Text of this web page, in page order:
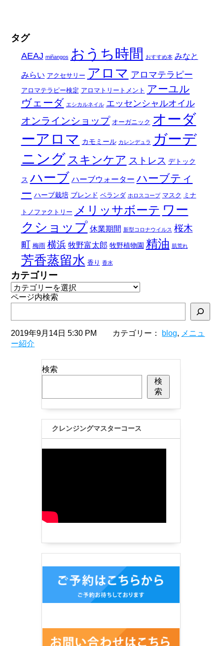
タグ
AEAJ miñangos おうち時間 おすすめ本 みなと
みらい アクセサリー アロマ アロマテラピー
アロマテラピー検定 アロマトリートメント アーユル
ヴェーダ エシカルネイル エッセンシャルオイル
オンラインショップ オーガニック オーダ
ーアロマ カモミール カレンデュラ
ガーデ
ニング スキンケア ストレス デトック
ス ハーブ ハーブウォーター ハーブティ
ー ハーブ栽培 ブレンド ベランダ ホロスコープ マスク ミナ
トノファクトリー メリッサボーテ ワー
クショップ 休業期間 新型コロナウイルス 桜木
町 梅雨 横浜 牧野富太郎 牧野植物園 精油 肌荒れ
芳香蒸留水 香り 香水
カテゴリー
ページ内検索
2019年9月14日 5:30 PM カテゴリー： blog, メニュ
ー紹介
検索
検
索
クレンジングマスターコース